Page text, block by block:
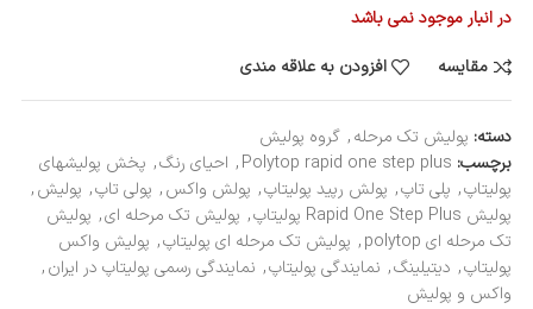
در انبار موجود نمی باشد
مقایسه
افزودن به علاقه مندی
دسته: پولیش تک مرحله, گروه پولیش
برچسب: Polytop rapid one step plus
, احیای رنگ, پخش پولیشهای
پولیتاپ, پلی تاپ, پولش رپید پولیتاپ, پولش واکس, پولی تاپ, پولیش,
پولیش Rapid One Step Plus پولیتاپ
, پولیش تک مرحله ای, پولیش
تک مرحله ای polytop
, پولیش تک مرحله ای پولیتاپ, پولیش واکس
پولیتاپ, دیتیلینگ, نمایندگی پولیتاپ, نمایندگی رسمی پولیتاپ در ایران,
واکس و پولیش